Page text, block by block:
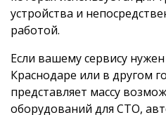
устройства и
работой.
Если вашему сервису
Краснодаре или в другом
представляет массу
оборудований для СТО,